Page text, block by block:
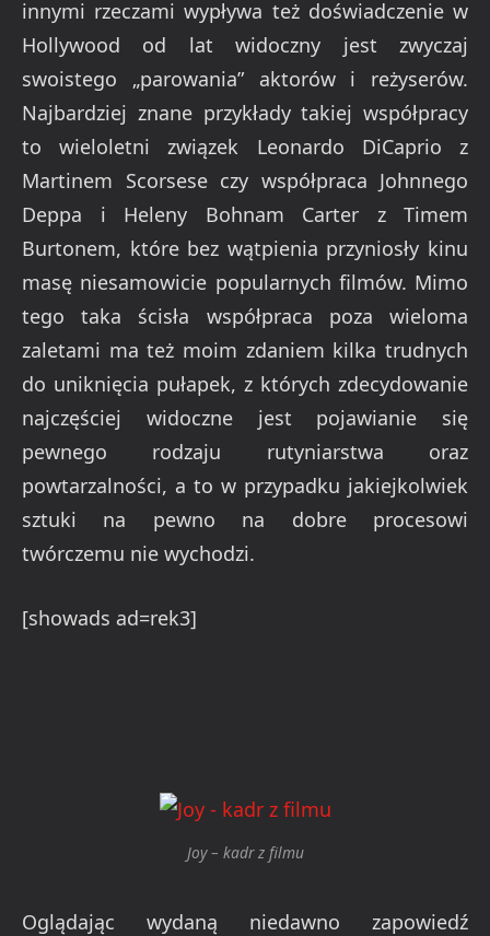
innymi rzeczami wypływa też doświadczenie w
Hollywood od lat widoczny jest zwyczaj
swoistego „parowania” aktorów i reżyserów.
Najbardziej znane przykłady takiej współpracy
to wieloletni związek Leonardo DiCaprio z
Martinem Scorsese czy współpraca Johnnego
Deppa i Heleny Bohnam Carter z Timem
Burtonem, które bez wątpienia przyniosły kinu
masę niesamowicie popularnych filmów. Mimo
tego taka ścisła współpraca poza wieloma
zaletami ma też moim zdaniem kilka trudnych
do uniknięcia pułapek, z których zdecydowanie
najczęściej widoczne jest pojawianie się
pewnego rodzaju rutyniarstwa oraz
powtarzalności, a to w przypadku jakiejkolwiek
sztuki na pewno na dobre procesowi
twórczemu nie wychodzi.
[showads ad=rek3]
Joy – kadr z filmu
Oglądając wydaną niedawno zapowiedź